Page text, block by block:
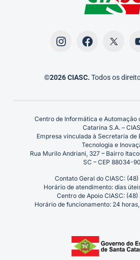
©2026 CIASC. Todos os
Centro de Informática e Automação
Catarina S.A. –
Empresa vinculada à Secretaria de
Tecnologia e
Rua Murilo Andriani, 327 – Bairro
SC – CEP 88034-
Contato Geral do CIASC:
Horário de atendimento: dias
Centro de Apoio CIASC: (48)
Horário de funcionamento: 24